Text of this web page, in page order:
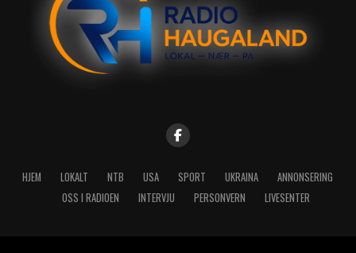
HJEM LOKALT NTB USA SPORT UKRAINA
ANNONSERING
OSS I RADIOEN
INTERVJU PERSONVERN LIVESENTER